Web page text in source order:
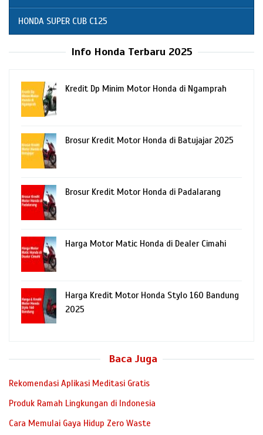
HONDA SUPER CUB C125
Info Honda Terbaru 2025
Kredit Dp Minim Motor Honda di Ngamprah
Brosur Kredit Motor Honda di Batujajar 2025
Brosur Kredit Motor Honda di Padalarang
Harga Motor Matic Honda di Dealer Cimahi
Harga Kredit Motor Honda Stylo 160 Bandung
2025
Baca Juga
Rekomendasi Aplikasi Meditasi Gratis
Produk Ramah Lingkungan di Indonesia
Cara Memulai Gaya Hidup Zero Waste